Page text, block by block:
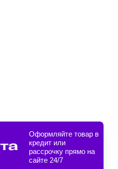
Оформляйте товар в
кредит или
рассрочку прямо на
сайте 24/7